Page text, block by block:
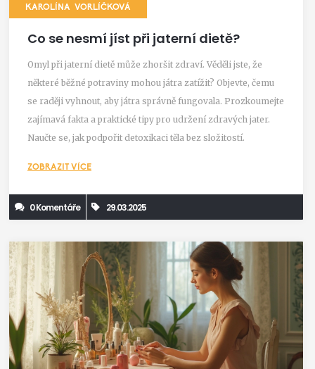
KAROLÍNA VORLÍČKOVÁ
Co se nesmí jíst při jaterní dietě?
Omyl při jaterní dietě může zhoršit zdraví. Věděli jste, že
některé běžné potraviny mohou játra zatížit? Objevte, čemu
se raději vyhnout, aby játra správně fungovala. Prozkoumejte
zajímavá fakta a praktické tipy pro udržení zdravých jater.
Naučte se, jak podpořit detoxikaci těla bez složitostí.
ZOBRAZIT VÍCE
0 Komentáře 29.03.2025